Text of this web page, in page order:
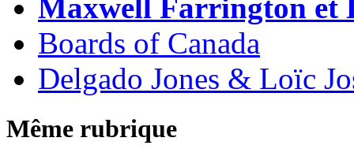
Maxwell Farrington et
Boards of Canada
Delgado Jones & Loïc
Même rubrique